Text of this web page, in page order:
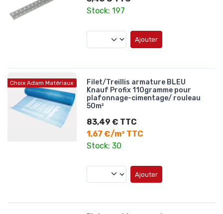
Stock: 197
Ajouter
Choix Adam Matériaux
Filet/Treillis armature BLEU
Knauf Profix 110gramme pour
plafonnage-cimentage/ rouleau
50m²
83,49 € TTC
1,67 €/m² TTC
Stock: 30
Ajouter